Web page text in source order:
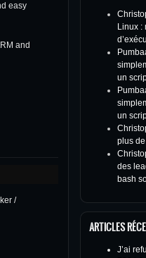
easy
and
/
Linux :
un
un
plus
des
bash
ARTICLES
J’ai